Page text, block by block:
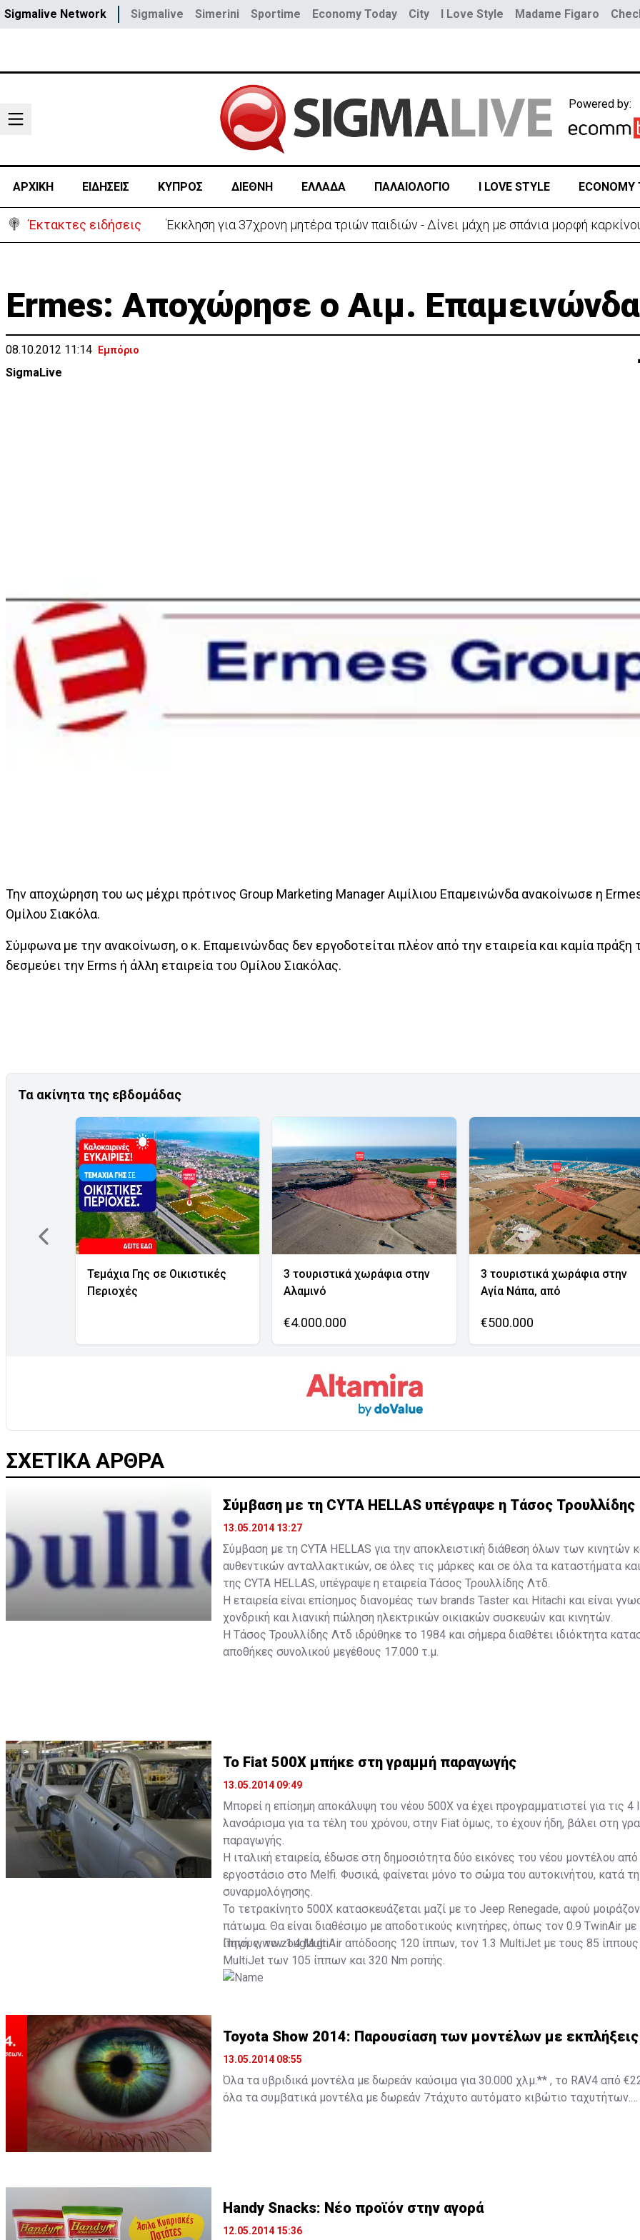
Sigmalive Network Sigmalive Simerini Sportime Economy Today City I Love Style Madame Figaro
Powered by:
ΑΡΧΙΚΗ ΕΙΔΗΣΕΙΣ ΚΥΠΡΟΣ ΔΙΕΘΝΗ ΕΛΛΑΔΑ ΠΑΛΑΙΟΛΟΓΙΟ I LOVE STYLE ECONOMY
Έκτακτες ειδήσεις Έκκληση για 37χρονη μητέρα τριών παιδιών - Δίνει μάχη με σπάνια μορφή
Ermes: Aποχώρησε ο Αιμ.
08.10.2012 11:14 Εμπόριο
SigmaLive
Την αποχώρηση του ως μέχρι πρότινος Group Marketing Manager Αιμίλιου Επαμεινώνδα ανακοίνωσε η
Ομίλου Σιακόλα.
Σύμφωνα με την ανακοίνωση, ο κ. Επαμεινώνδας δεν εργοδοτείται πλέον από την εταιρεία και καμία πράξη
δεσμεύει την Erms ή άλλη εταιρεία του Ομίλου Σιακόλας.
Τα ακίνητα της εβδομάδας
Τεμάχια Γης σε Οικιστικές
Περιοχές
3 τουριστικά χωράφια στην
Αλαμινό
€4.000.000
3 τουριστικά χωράφια στην
Αγία Νάπα, από
€500.000
ΣΧΕΤΙΚΑ ΑΡΘΡΑ
Σύμβαση με τη CYTA HELLAS υπέγραψε η Τάσος Τρουλλίδης
13.05.2014 13:27
Σύμβαση με τη CYTA HELLAS για την αποκλειστική διάθεση όλων των κινητών
αυθεντικών ανταλλακτικών, σε όλες τις μάρκες και σε όλα τα καταστήματα και
της CYTA HELLAS, υπέγραψε η εταιρεία Τάσος Τρουλλίδης Λτδ.
Η εταιρεία είναι επίσημος διανομέας των brands Taster και Hitachi και είναι
χονδρική και λιανική πώληση ηλεκτρικών οικιακών συσκευών και κινητών.
Η Τάσος Τρουλλίδης Λτδ ιδρύθηκε το 1984 και σήμερα διαθέτει ιδιόκτητα
αποθήκες συνολικού μεγέθους 17.000 τ.μ.
To Fiat 500X μπήκε στη γραμμή παραγωγής
13.05.2014 09:49
Μπορεί η επίσημη αποκάλυψη του νέου 500Χ να έχει προγραμματιστεί για τις 4
λανσάρισμα για τα τέλη του χρόνου, στην Fiat όμως, το έχουν ήδη, βάλει στη
παραγωγής.
Η ιταλική εταιρεία, έδωσε στη δημοσιότητα δύο εικόνες του νέου μοντέλου
εργοστάσιο στο Melfi. Φυσικά, φαίνεται μόνο το σώμα του αυτοκινήτου, κατά τη
συναρμολόγησης.
Το τετρακίνητο 500X κατασκευάζεται μαζί με το Jeep Renegade, αφού
πάτωμα. Θα είναι διαθέσιμο με αποδοτικούς κινητήρες, όπως τον 0.9 TwinAir
ίππους, τον 1.4 MultiAir απόδοσης 120 ίππων, τον 1.3 MultiJet με τους 85 ίππους
MultiJet των 105 ίππων και 320 Nm ροπής.
Πηγή: www.zougla.gr
Toyota Show 2014: Παρουσίαση των μοντέλων με εκπλήξεις
13.05.2014 08:55
Όλα τα υβριδικά μοντέλα με δωρεάν καύσιμα για 30.000 χλμ.** , το RAV4 από
όλα τα συμβατικά μοντέλα με δωρεάν 7τάχυτο αυτόματο κιβώτιο ταχυτήτων.
ξενοδοχείο Casale Panayiotis".
Παράλληλα, σημειώνεται: "Το Σάββατο 17 Μαΐου, ελάτε μια βόλτα στα
Handy Snacks: Νέο προϊόν στην αγορά
12.05.2014 15:36